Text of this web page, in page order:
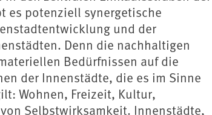
es potenziell synergetische
und der
Denn die nachhaltigen
Bedürfnissen auf die
der Innenstädte, die es im Sinne
Wohnen, Freizeit, Kultur,
Selbstwirksamkeit. Innenstädte,